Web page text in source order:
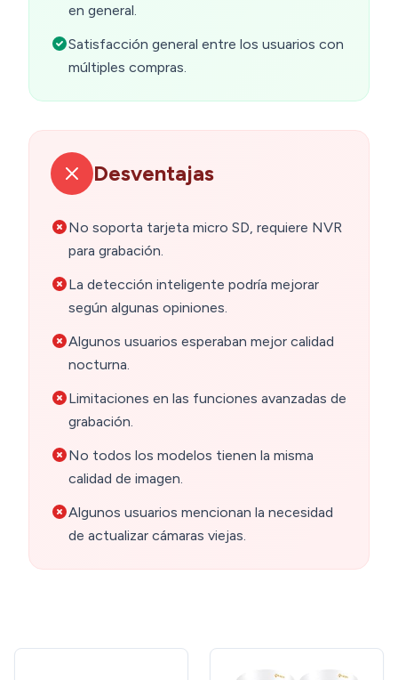
en general.
Satisfacción general entre los usuarios con
múltiples compras.
Desventajas
No soporta tarjeta micro SD, requiere NVR
para grabación.
La detección inteligente podría mejorar
según algunas opiniones.
Algunos usuarios esperaban mejor calidad
nocturna.
Limitaciones en las funciones avanzadas de
grabación.
No todos los modelos tienen la misma
calidad de imagen.
Algunos usuarios mencionan la necesidad
de actualizar cámaras viejas.